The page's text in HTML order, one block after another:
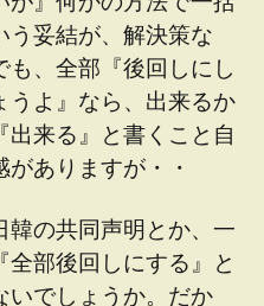
う妥結が、解決策な
も、全部『後回しにし
うよ』なら、出来るか
出来る』と書くこと自
ありますが・・
韓の共同声明とか、一
部後回しにする』と
いでしょうか。だか